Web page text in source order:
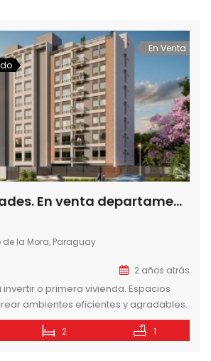
En Venta
Ultimas unidades. En venta departamento de 2 Dormitorios en Edificio Zuba VII, Fernando de la Mora Norte-Paraguay
de la Mora, Paraguay
2 años atrás
invertir o primera vivienda. Espacios
ambientes eficientes y agradables.
– Solarium – Lavadero – Gym exterior –
– Parrillas – Baños Sexados – Dos
2 1